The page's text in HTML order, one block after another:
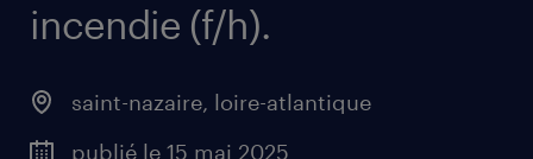
incendie (f/h).
saint-nazaire, loire-atlantique
publié le 15 mai 2025